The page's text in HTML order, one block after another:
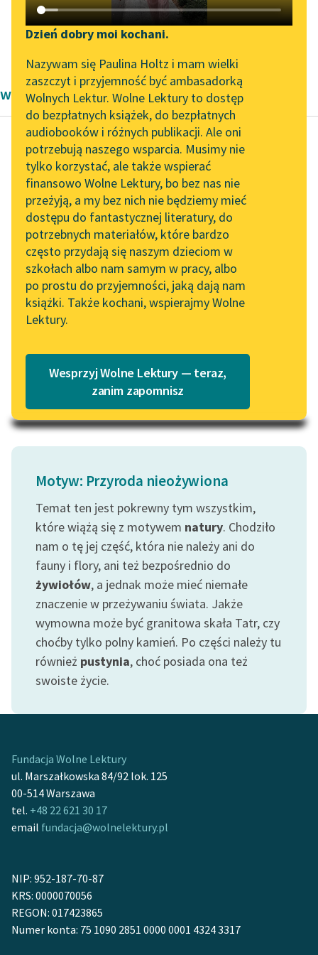
Katalog DAISY
Podkasty o książkach
Zgłoś brak utworu
Aktualności
„Prokurator Alicja Horn”
do słuchania
Byliśmy częścią AI Impact
Lab
Zapraszamy na spotkanie
online z tłumaczkami
literatury skandynawskiej
Spotkanie z Katarzyną
Tunkiel w Oslo
102. lata temu zmarł
Joseph Conrad
Lektury szkolne i klasyka
literatury do słuchania dla
uczennic i uczniów z
szkolnych i literatury do
słuchania dla uczennic i
uczniów z
niepełnosprawnościami
Feministyczne inspiracje.
Popularyzacja
skandynawskiej literatury
Ręce pełne poezji
Kolekcje edukacyjne
twórców przechodzących
do domeny publicznej,
Odkurzamy bohaterów
Szkoła Poezji Wolnych
Lektur
Narzędzia
Mapa Wolnych Lektur
Leśmianator
Przewodnik dla piszących i
czytających
API
OAI-PMH
Widget Wolnych Lektur
Przypisy
Katalog w formacie PDF
Kontakt
O projekcie
Zespół
Dzień dobry moi kochani.
Nazywam się Paulina Holtz i mam wielki
zaszczyt i przyjemność być ambasadorką
Wolnych Lektur. Wolne Lektury to dostęp
do bezpłatnych książek, do bezpłatnych
audiobooków i różnych publikacji. Ale oni
potrzebują naszego wsparcia. Musimy nie
tylko korzystać, ale także wspierać
finansowo Wolne Lektury, bo bez nas nie
przeżyją, a my bez nich nie będziemy mieć
dostępu do fantastycznej literatury, do
potrzebnych materiałów, które bardzo
często przydają się naszym dzieciom w
szkołach albo nam samym w pracy, albo
po prostu do przyjemności, jaką dają nam
książki. Także kochani, wspierajmy Wolne
Lektury.
Wesprzyj Wolne Lektury — teraz,
zanim zapomnisz
Otto zur Linde✖
wiersze Ottona zur Linde
Otto zur Linde
Krzewom nad moją
drogą
Krzewom nad moją
drogą
Opadły uschłe pączki,
Dzieci czekać nie
strączki...
Czytaj więcej
Motyw: Przyroda nieożywiona
Temat ten jest pokrewny tym wszystkim,
które wiążą się z motywem natury. Chodziło
nam o tę jej część, która nie należy ani do
fauny i flory, ani też bezpośrednio do
żywiołów, a jednak może mieć niemałe
znaczenie w przeżywaniu świata. Jakże
wymowna może być granitowa skała Tatr, czy
choćby tylko polny kamień. Po części należy tu
również pustynia, choć posiada ona też
swoiste życie.
Fundacja Wolne Lektury
ul. Marszałkowska 84/92 lok. 125
00-514 Warszawa
tel. +48 22 621 30 17
email fundacja@wolnelektury.pl
NIP: 952-187-70-87
KRS: 0000070056
REGON: 017423865
Numer konta: 75 1090 2851 0000 0001 4324 3317